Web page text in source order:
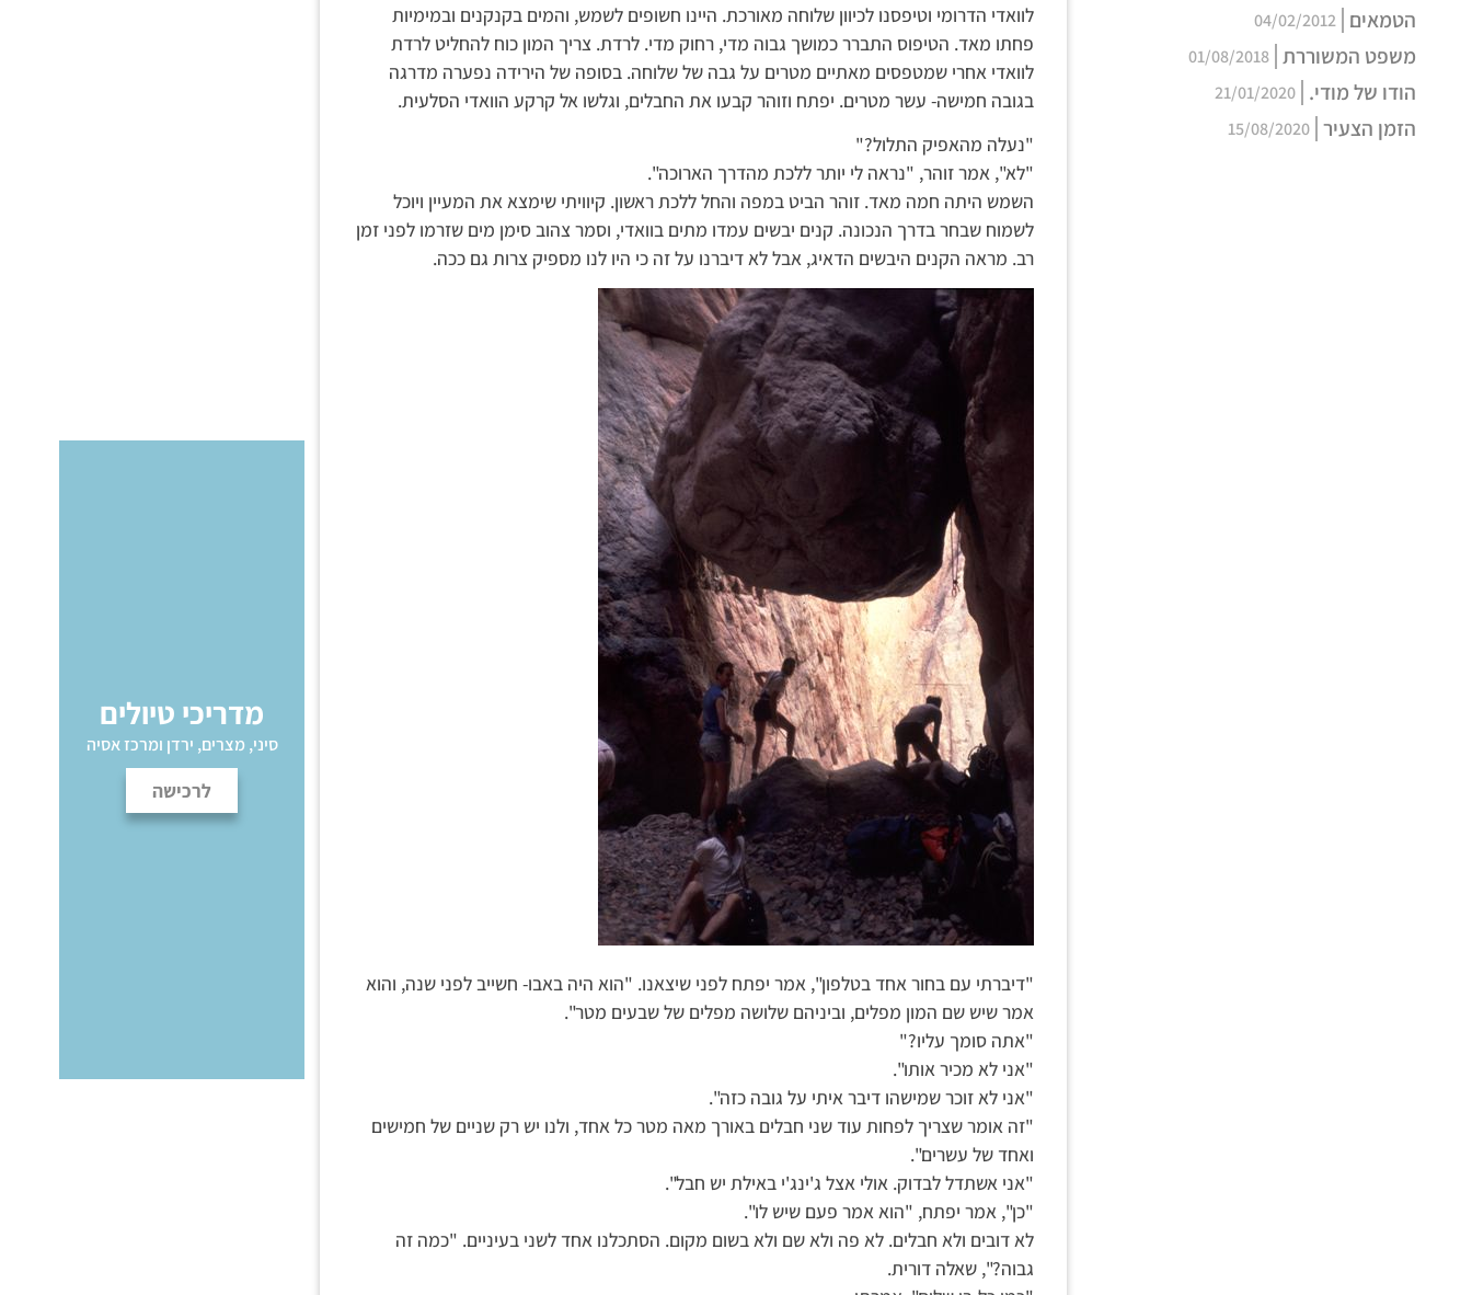
הטמאים 04/02/2012
משפט המשוררת 01/08/2018
הודו של מודי. 21/01/2020
הזמן הצעיר 15/08/2020
לוואדי הדרומי וטיפסנו לכיוון שלוחה מאורכת. היינו חשופים לשמש, והמים בקנקנים ובמימיות
פחתו מאד. הטיפוס התברר כמושך גבוה מדי, רחוק מדי. לרדת. צריך המון כוח להחליט לרדת
לוואדי אחרי שמטפסים מאתיים מטרים על גבה של שלוחה. בסופה של הירידה נפערה מדרגה
בגובה חמישה- עשר מטרים. יפתח וזוהר קבעו את החבלים, וגלשו אל קרקע הוואדי הסלעית.
"נעלה מהאפיק התלול?"
"לא", אמר זוהר, "נראה לי יותר ללכת מהדרך הארוכה".
השמש היתה חמה מאד. זוהר הביט במפה והחל ללכת ראשון. קיוויתי שימצא את המעיין ויוכל
לשמוח שבחר בדרך הנכונה. קנים יבשים עמדו מתים בוואדי, וסמר צהוב סימן מים שזרמו לפני זמן
רב. מראה הקנים היבשים הדאיג, אבל לא דיברנו על זה כי היו לנו מספיק צרות גם ככה.
"דיברתי עם בחור אחד בטלפון", אמר יפתח לפני שיצאנו. "הוא היה באבו- חשייב לפני שנה, והוא
אמר שיש שם המון מפלים, וביניהם שלושה מפלים של שבעים מטר".
"אתה סומך עליו?"
"אני לא מכיר אותו".
"אני לא זוכר שמישהו דיבר איתי על גובה כזה".
"זה אומר שצריך לפחות עוד שני חבלים באורך מאה מטר כל אחד, ולנו יש רק שניים של חמישים
ואחד של עשרים".
"אני אשתדל לבדוק. אולי אצל ג'ינג'י באילת יש חבל".
"כן", אמר יפתח, "הוא אמר פעם שיש לו".
לא דובים ולא חבלים. לא פה ולא שם ולא בשום מקום. הסתכלנו אחד לשני בעיניים. "כמה זה
גבוה?", שאלה דורית.
מדריכי טיולים
סיני, מצרים, ירדן ומרכז אסיה
לרכישה